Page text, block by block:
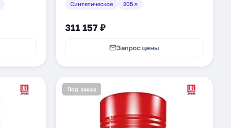
Синтетическое 205 л
311 157 ₽
Запрос цены
Под заказ